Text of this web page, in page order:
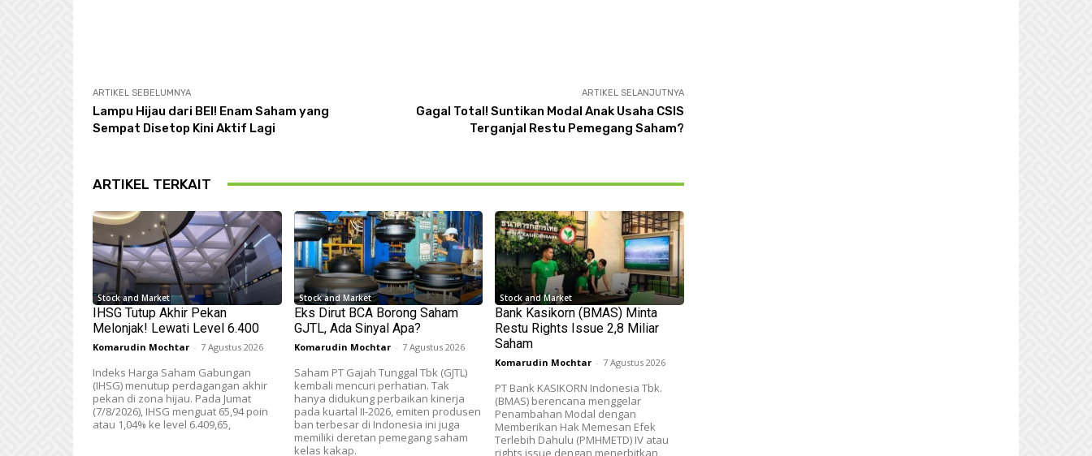
ARTIKEL SEBELUMNYA
Lampu Hijau dari BEI! Enam Saham yang
Sempat Disetop Kini Aktif Lagi
ARTIKEL SELANJUTNYA
Gagal Total! Suntikan Modal Anak Usaha CSIS
Terganjal Restu Pemegang Saham?
ARTIKEL TERKAIT
Stock and Market
IHSG Tutup Akhir Pekan
Melonjak! Lewati Level 6.400
Komarudin Mochtar - 7 Agustus 2026
Indeks Harga Saham Gabungan
(IHSG) menutup perdagangan akhir
pekan di zona hijau. Pada Jumat
(7/8/2026), IHSG menguat 65,94 poin
atau 1,04% ke level 6.409,65,
Stock and Market
Eks Dirut BCA Borong Saham
GJTL, Ada Sinyal Apa?
Komarudin Mochtar - 7 Agustus 2026
Saham PT Gajah Tunggal Tbk (GJTL)
kembali mencuri perhatian. Tak
hanya didukung perbaikan kinerja
pada kuartal II-2026, emiten produsen
ban terbesar di Indonesia ini juga
memiliki deretan pemegang saham
kelas kakap.
Stock and Market
Bank Kasikorn (BMAS) Minta
Restu Rights Issue 2,8 Miliar
Saham
Komarudin Mochtar - 7 Agustus 2026
PT Bank KASIKORN Indonesia Tbk.
(BMAS) berencana menggelar
Penambahan Modal dengan
Memberikan Hak Memesan Efek
Terlebih Dahulu (PMHMETD) IV atau
rights issue dengan menerbitkan